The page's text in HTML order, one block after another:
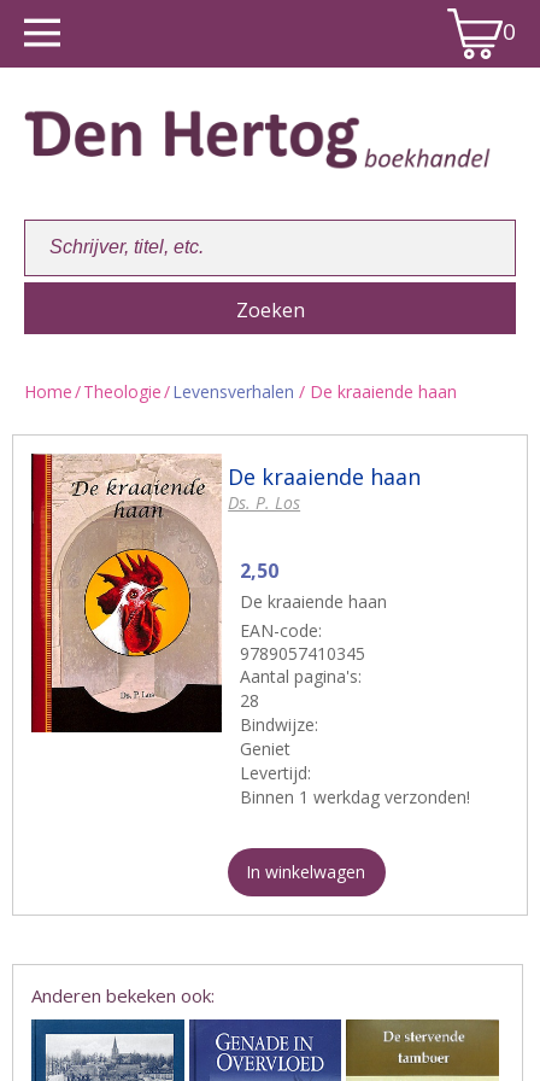
0
Home/Theologie/Levensverhalen / De kraaiende haan
De kraaiende haan
Ds. P. Los
2,50
De kraaiende haan
EAN-code:
9789057410345
Aantal pagina's:
28
Bindwijze:
Geniet
Levertijd:
Binnen 1 werkdag verzonden!
In winkelwagen
Anderen bekeken ook: